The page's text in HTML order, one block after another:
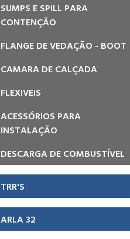
SUMPS E SPILL PARA
CONTENÇÃO
FLANGE DE VEDAÇÃO - BOOT
CAMARA DE CALÇADA
FLEXIVEIS
ACESSÓRIOS PARA
INSTALAÇÃO
DESCARGA DE COMBUSTÍVEL
TRR'S
ARLA 32